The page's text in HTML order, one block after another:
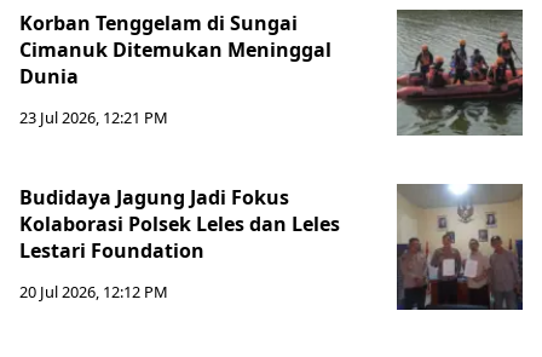
Korban Tenggelam di Sungai
Cimanuk Ditemukan Meninggal
Dunia
23 Jul 2026, 12:21 PM
Budidaya Jagung Jadi Fokus
Kolaborasi Polsek Leles dan Leles
Lestari Foundation
20 Jul 2026, 12:12 PM